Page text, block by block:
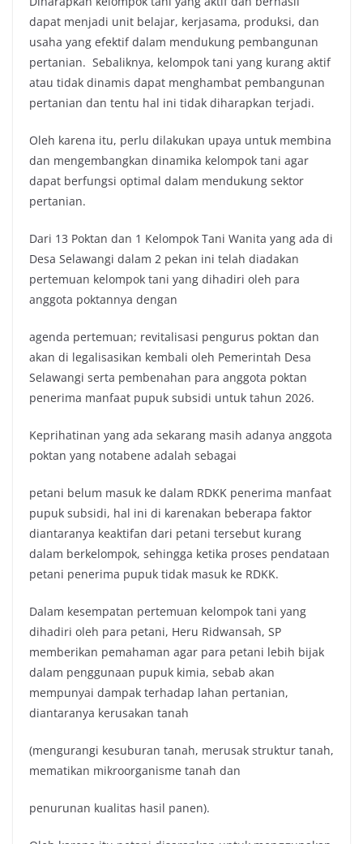
dapat menjadi unit belajar, kerjasama, produksi, dan
usaha yang efektif dalam mendukung pembangunan
pertanian. Sebaliknya, kelompok tani yang kurang aktif
atau tidak dinamis dapat menghambat pembangunan
pertanian dan tentu hal ini tidak diharapkan terjadi.
Oleh karena itu, perlu dilakukan upaya untuk membina
dan mengembangkan dinamika kelompok tani agar
dapat berfungsi optimal dalam mendukung sektor
pertanian.
Dari 13 Poktan dan 1 Kelompok Tani Wanita yang ada di
Desa Selawangi dalam 2 pekan ini telah diadakan
pertemuan kelompok tani yang dihadiri oleh para
anggota poktannya dengan
agenda pertemuan; revitalisasi pengurus poktan dan
akan di legalisasikan kembali oleh Pemerintah Desa
Selawangi serta pembenahan para anggota poktan
penerima manfaat pupuk subsidi untuk tahun 2026.
Keprihatinan yang ada sekarang masih adanya anggota
poktan yang notabene adalah sebagai
petani belum masuk ke dalam RDKK penerima manfaat
pupuk subsidi, hal ini di karenakan beberapa faktor
diantaranya keaktifan dari petani tersebut kurang
dalam berkelompok, sehingga ketika proses pendataan
petani penerima pupuk tidak masuk ke RDKK.
Dalam kesempatan pertemuan kelompok tani yang
dihadiri oleh para petani, Heru Ridwansah, SP
memberikan pemahaman agar para petani lebih bijak
dalam penggunaan pupuk kimia, sebab akan
mempunyai dampak terhadap lahan pertanian,
diantaranya kerusakan tanah
(mengurangi kesuburan tanah, merusak struktur tanah,
mematikan mikroorganisme tanah dan
penurunan kualitas hasil panen).